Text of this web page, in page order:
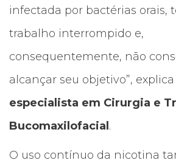
infectada por bactérias orais,
trabalho interrompido e,
consequentemente, não
alcançar seu objetivo”, explica
especialista em Cirurgia e
Bucomaxilofacial .
O uso contínuo da nicotina